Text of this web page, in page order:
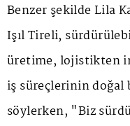
Benzer şekilde Lila
Işıl Tireli,
üretime, lojistikten
iş süreçlerinin doğal
söylerken, "Biz